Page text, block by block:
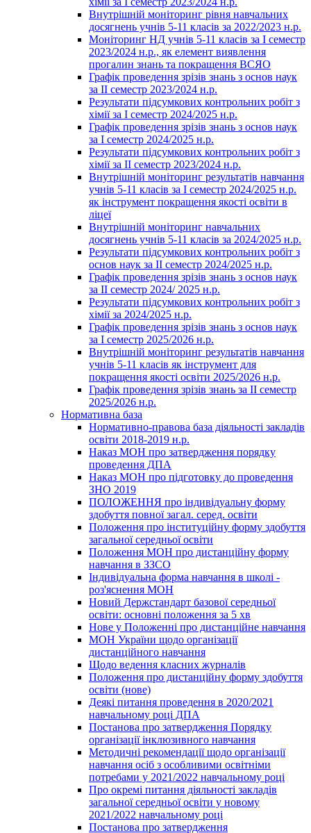
Внутрішній моніторинг рівня навчальних
досягнень учнів 5-11 класів за 2022/2023 н.р.
Моніторинг НД учнів 5-11 класів за І семестр
2023/2024 н.р., як елемент виявлення
прогалин знань та покращення ВСЯО
Графік проведення зрізів знань з основ наук
за ІІ семестр 2023/2024 н.р.
Результати підсумкових контрольних робіт з
хімії за І семестр 2024/2025 н.р.
Графік проведення зрізів знань з основ наук
за І семестр 2024/2025 н.р.
Результати підсумкових контрольних робіт з
хімії за ІІ семестр 2023/2024 н.р.
Внутрішній моніторинг результатів навчання
учнів 5-11 класів за І семестр 2024/2025 н.р.
як інструмент покращення якості освіти в
ліцеї
Внутрішній моніторинг навчальних
досягнень учнів 5-11 класів за 2024/2025 н.р.
Результати підсумкових контрольних робіт з
основ наук за ІІ семестр 2024/2025 н.р.
Графік проведення зрізів знань з основ наук
за ІІ семестр 2024/ 2025 н.р.
Результати підсумкових контрольних робіт з
хімії за 2024/2025 н.р.
Графік проведення зрізів знань з основ наук
за І семестр 2025/2026 н.р.
Внутрішній моніторинг результатів навчання
учнів 5-11 класів як інструмент для
покращення якості освіти 2025/2026 н.р.
Графік проведення зрізів знань за ІІ семестр
2025/2026 н.р.
Нормативна база
Нормативно-правова база діяльності закладів
освіти 2018-2019 н.р.
Наказ МОН про затвердження порядку
проведення ДПА
Наказ МОН про підготовку до проведення
ЗНО 2019
ПОЛОЖЕННЯ про індивідуальну форму
здобуття повної загал. серед. освіти
Положення про інституційну форму здобуття
загальної середньої освіти
Положення МОН про дистанційну форму
навчання в ЗЗСО
Індивідуальна форма навчання в школі -
роз'яснення МОН
Новий Держстандарт базової середньої
освіти: основні положення за 5 хв
Нове у Положенні про дистанційне навчання
МОН України щодо організації
дистанційного навчання
Щодо ведення класних журналів
Положення про дистанційну форму здобуття
освіти (нове)
Деякі питання проведення в 2020/2021
навчальному році ДПА
Постанова про затвердження Порядку
організації інклюзивного навчання
Методичні рекомендації щодо організації
навчання осіб з особливими освітніми
потребами у 2021/2022 навчальному році
Про окремі питання діяльності закладів
загальної середньої освіти у новому
2021/2022 навчальному році
Постанова про затвердження